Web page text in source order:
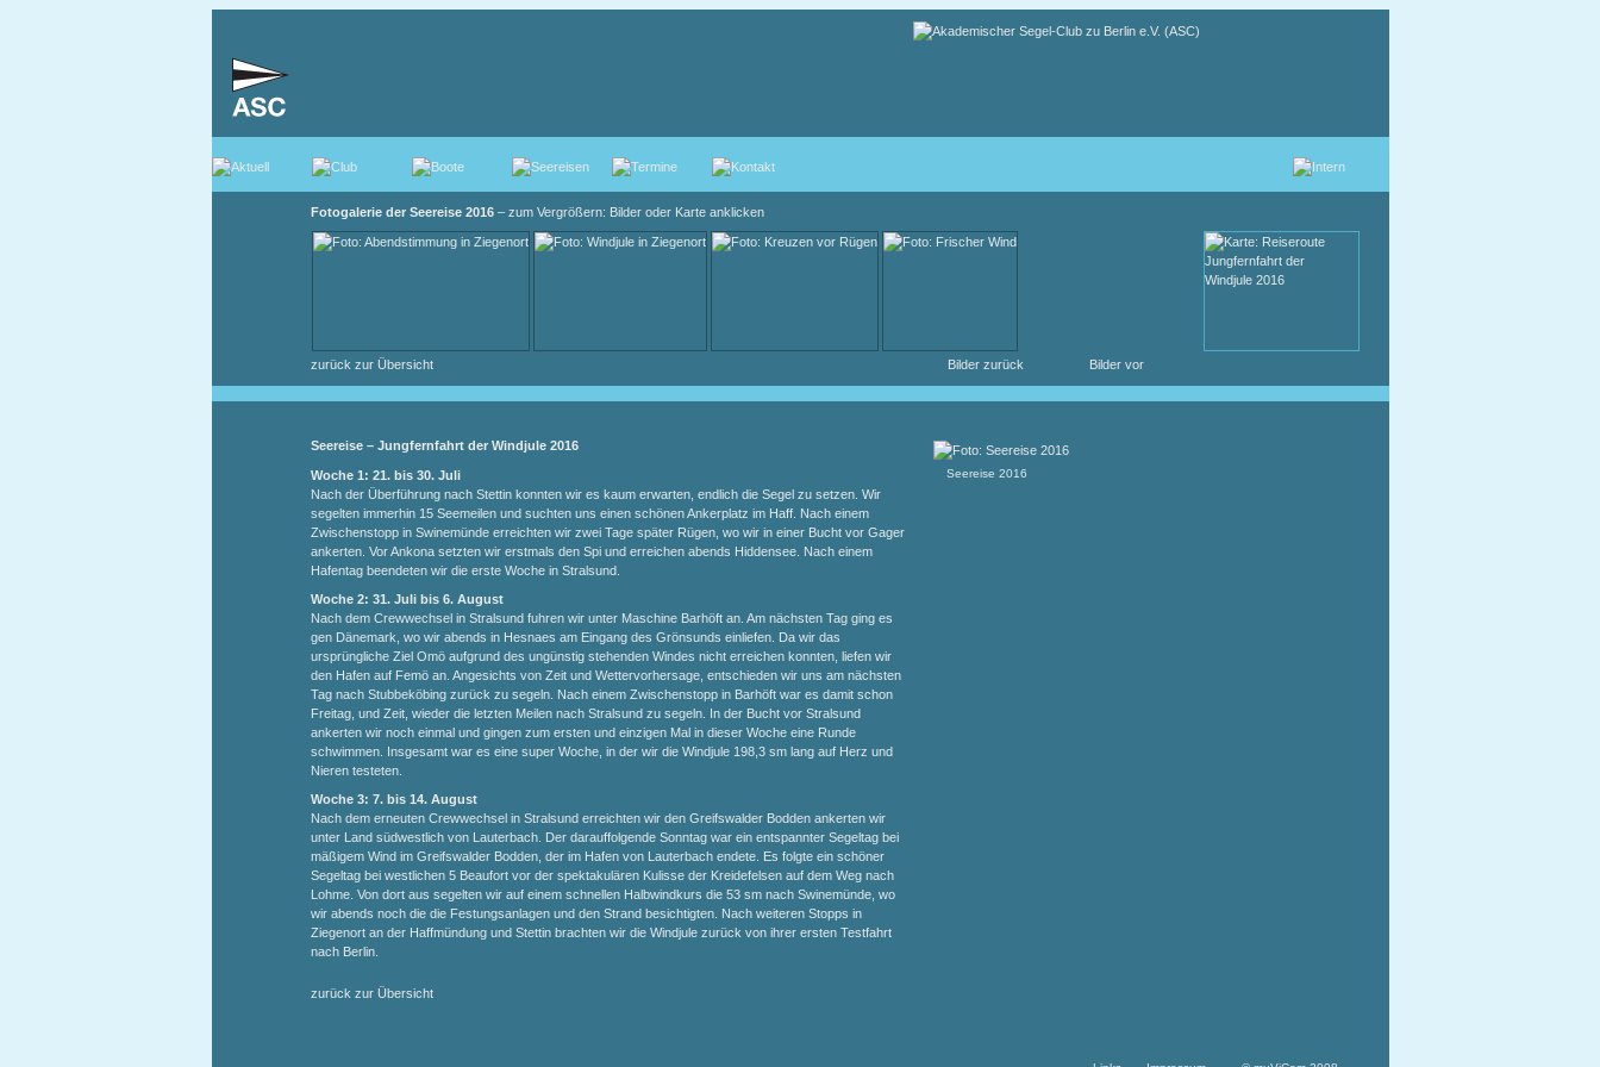
Fotogalerie der Seereise 2016– zum Vergrößern: Bilder oder Karte anklicken
zurück zur Übersicht Bilder zurück Bilder vor
Seereise – Jungfernfahrt der Windjule 2016
Woche 1: 21. bis 30. Juli
Nach der Überführung nach Stettin konnten wir es kaum erwarten, endlich die Segel zu setzen. Wir
segelten immerhin 15 Seemeilen und suchten uns einen schönen Ankerplatz im Haff. Nach einem
Zwischenstopp in Swinemünde erreichten wir zwei Tage später Rügen, wo wir in einer Bucht vor Gager
ankerten. Vor Ankona setzten wir erstmals den Spi und erreichen abends Hiddensee. Nach einem
Hafentag beendeten wir die erste Woche in Stralsund.
Woche 2: 31. Juli bis 6. August
Nach dem Crewwechsel in Stralsund fuhren wir unter Maschine Barhöft an. Am nächsten Tag ging es
gen Dänemark, wo wir abends in Hesnaes am Eingang des Grönsunds einliefen. Da wir das
ursprüngliche Ziel Omö aufgrund des ungünstig stehenden Windes nicht erreichen konnten, liefen wir
den Hafen auf Femö an. Angesichts von Zeit und Wettervorhersage, entschieden wir uns am nächsten
Tag nach Stubbeköbing zurück zu segeln. Nach einem Zwischenstopp in Barhöft war es damit schon
Freitag, und Zeit, wieder die letzten Meilen nach Stralsund zu segeln. In der Bucht vor Stralsund
ankerten wir noch einmal und gingen zum ersten und einzigen Mal in dieser Woche eine Runde
schwimmen. Insgesamt war es eine super Woche, in der wir die Windjule 198,3 sm lang auf Herz und
Nieren testeten.
Woche 3: 7. bis 14. August
Nach dem erneuten Crewwechsel in Stralsund erreichten wir den Greifswalder Bodden ankerten wir
unter Land südwestlich von Lauterbach. Der darauffolgende Sonntag war ein entspannter Segeltag bei
mäßigem Wind im Greifswalder Bodden, der im Hafen von Lauterbach endete. Es folgte ein schöner
Segeltag bei westlichen 5 Beaufort vor der spektakulären Kulisse der Kreidefelsen auf dem Weg nach
Lohme. Von dort aus segelten wir auf einem schnellen Halbwindkurs die 53 sm nach Swinemünde, wo
wir abends noch die die Festungsanlagen und den Strand besichtigten. Nach weiteren Stopps in
Ziegenort an der Haffmündung und Stettin brachten wir die Windjule zurück von ihrer ersten Testfahrt
nach Berlin.
zurück zur Übersicht
Seereise 2016